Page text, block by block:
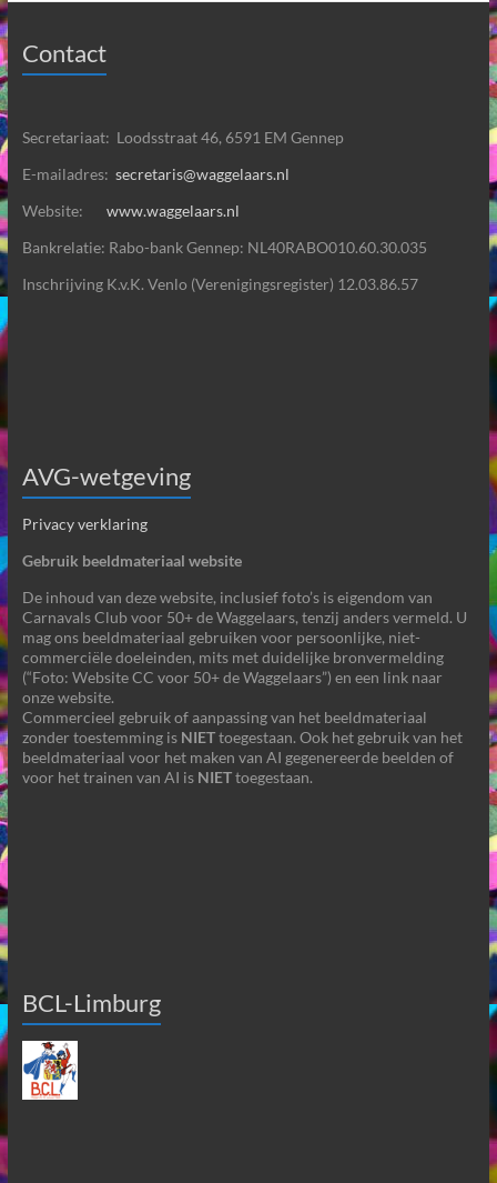
Contact
Secretariaat: Loodsstraat 46, 6591 EM Gennep
E-mailadres: secretaris@waggelaars.nl
Website: www.waggelaars.nl
Bankrelatie: Rabo-bank Gennep: NL40RABO010.60.30.035
Inschrijving K.v.K. Venlo (Verenigingsregister) 12.03.86.57
AVG-wetgeving
Privacy verklaring
Gebruik beeldmateriaal website
De inhoud van deze website, inclusief foto’s is eigendom van
Carnavals Club voor 50+ de Waggelaars, tenzij anders vermeld. U
mag ons beeldmateriaal gebruiken voor persoonlijke, niet-
commerciële doeleinden, mits met duidelijke bronvermelding
(“Foto: Website CC voor 50+ de Waggelaars”) en een link naar
onze website.
Commercieel gebruik of aanpassing van het beeldmateriaal
zonder toestemming is NIETtoegestaan. Ook het gebruik van het
beeldmateriaal voor het maken van AI gegenereerde beelden of
voor het trainen van AI is NIETtoegestaan.
BCL-Limburg